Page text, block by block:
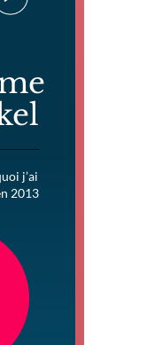
j’ai
2013